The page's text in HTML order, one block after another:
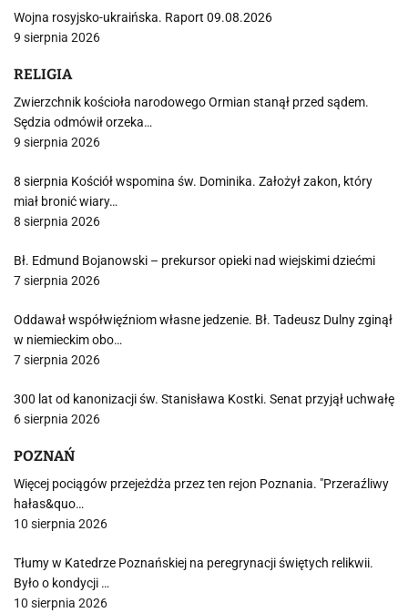
Wojna rosyjsko-ukraińska. Raport 09.08.2026
9 sierpnia 2026
RELIGIA
Zwierzchnik kościoła narodowego Ormian stanął przed sądem.
Sędzia odmówił orzeka…
9 sierpnia 2026
8 sierpnia Kościół wspomina św. Dominika. Założył zakon, który
miał bronić wiary…
8 sierpnia 2026
Bł. Edmund Bojanowski – prekursor opieki nad wiejskimi dziećmi
7 sierpnia 2026
Oddawał współwięźniom własne jedzenie. Bł. Tadeusz Dulny zginął
w niemieckim obo…
7 sierpnia 2026
300 lat od kanonizacji św. Stanisława Kostki. Senat przyjął uchwałę
6 sierpnia 2026
POZNAŃ
Więcej pociągów przejeżdża przez ten rejon Poznania. "Przeraźliwy
hałas&quo…
10 sierpnia 2026
Tłumy w Katedrze Poznańskiej na peregrynacji świętych relikwii.
Było o kondycji …
10 sierpnia 2026